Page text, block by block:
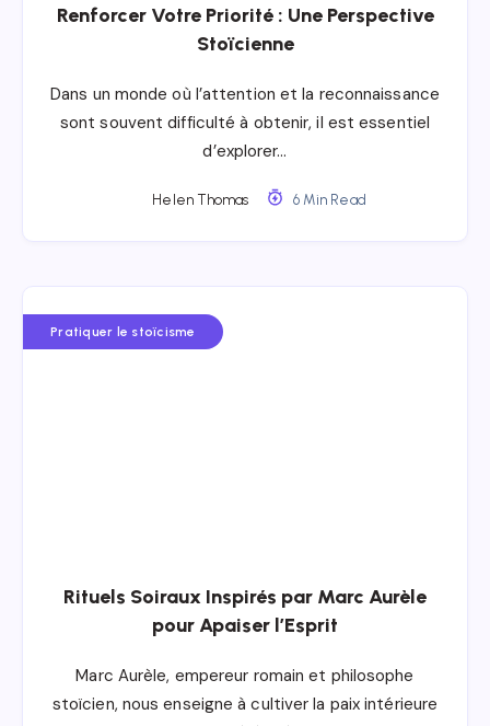
Renforcer Votre Priorité : Une Perspective
Stoïcienne
Dans un monde où l’attention et la reconnaissance
sont souvent difficulté à obtenir, il est essentiel
d’explorer…
Helen Thomas 6 Min Read
Pratiquer le stoïcisme
Rituels Soiraux Inspirés par Marc Aurèle
pour Apaiser l’Esprit
Marc Aurèle, empereur romain et philosophe
stoïcien, nous enseigne à cultiver la paix intérieure